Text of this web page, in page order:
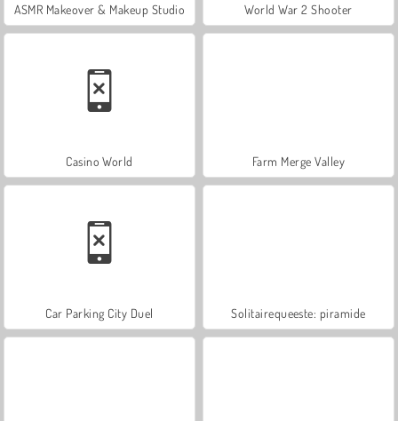
ASMR Makeover & Makeup Studio World War 2 Shooter
Casino World Farm Merge Valley
Car Parking City Duel Solitairequeeste: piramide